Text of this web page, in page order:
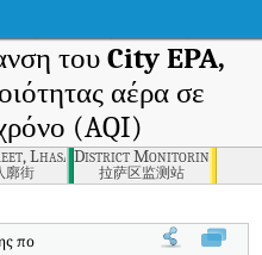
του City EPA,
αέρα σε
(AQI)
Lhasa
廓街
District Monitoring
拉萨区监测站
ποιότητας αέρα σε πραγματικό